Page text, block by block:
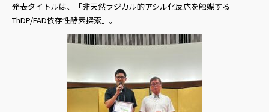
発表タイトルは、「非天然ラジカル的アシル化反応を触媒する
ThDP/FAD依存性酵素探索」。